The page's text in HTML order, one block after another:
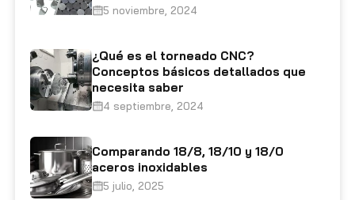
5 noviembre, 2024
¿Qué es el torneado CNC?
Conceptos básicos detallados que
necesita saber
4 septiembre, 2024
Comparando 18/8, 18/10 y 18/0
aceros inoxidables
5 julio, 2025